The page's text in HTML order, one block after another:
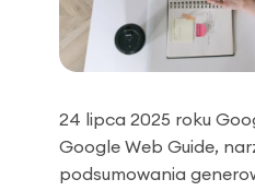
24 lipca 2025 roku
Google Web Guide,
podsumowania